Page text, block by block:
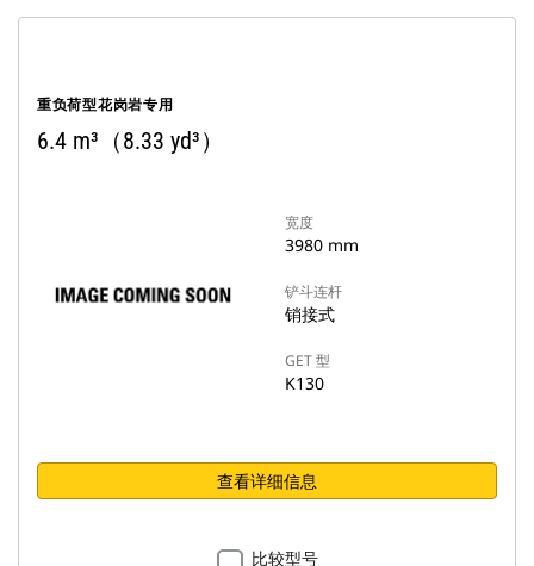
重负荷型花岗岩专用
6.4 m³（8.33 yd³）
宽度
3980 mm
铲斗连杆
销接式
GET 型
K130
查看详细信息
比较型号